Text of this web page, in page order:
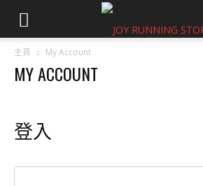
主頁 My Account
MY ACCOUNT
登入